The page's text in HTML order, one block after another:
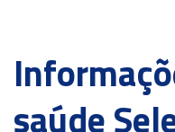
saúde